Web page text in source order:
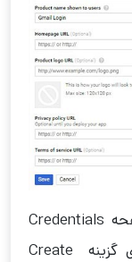
پس از انجام این مراحل مجددا به صفحه Credentials
هدایت خواهید شد.در این صفحه روی گزینه Create